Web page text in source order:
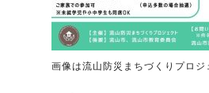
画像は流山防災まちづくりプロジ